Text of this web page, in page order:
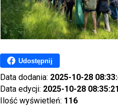
Udostępnij
Data dodania: 2025-10-28
Data edycji: 2025-10-28 08:35:21
Ilość wyświetleń: 116